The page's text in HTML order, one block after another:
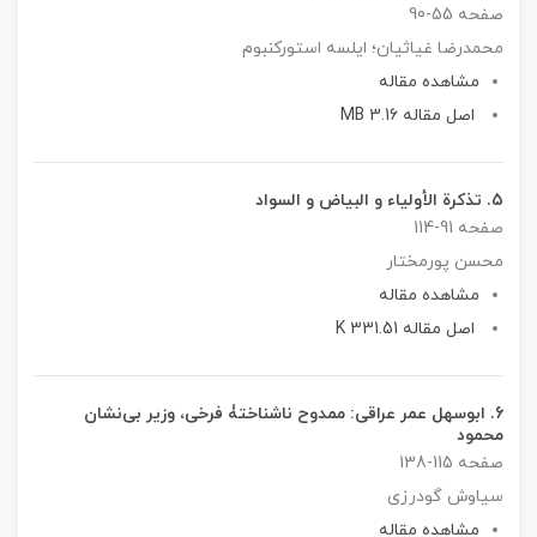
صفحه 55-90
محمدرضا غیاثیان؛ ایلسه استورکنبوم
مشاهده مقاله
اصل مقاله 3.16 MB
5. تذکرة الأولیاء و البیاض‌ و السواد
صفحه 91-114
محسن پورمختار
مشاهده مقاله
اصل مقاله 331.51 K
6. ابوسهل عمر عراقی: ممدوح ناشناختۀ فرخی، وزیر بی‌نشان
محمود
صفحه 115-138
سیاوش گودرزی
مشاهده مقاله